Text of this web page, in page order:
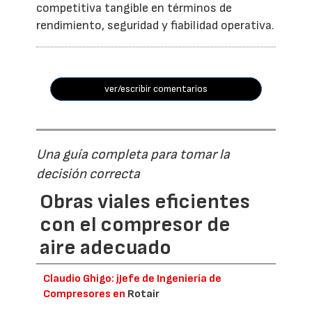
competitiva tangible en términos de
rendimiento, seguridad y fiabilidad operativa.
ver/escribir comentarios
Una guía completa para tomar la
decisión correcta
Obras viales eficientes
con el compresor de
aire adecuado
Claudio Ghigo: jJefe de Ingeniería de
Compresores en Rotair